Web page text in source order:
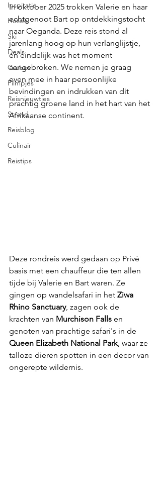
Inspiratie
Hotels
Ski
Deals
Cruises
Filmpjes
Reisnieuwtjes
Strand
Reisblog
Culinair
Reistips
In oktober 2025 trokken Valerie en haar
echtgenoot Bart op ontdekkingstocht
naar Oeganda. Deze reis stond al
jarenlang hoog op hun verlanglijstje,
en eindelijk was het moment
aangebroken. We nemen je graag
even mee in haar persoonlijke
bevindingen en indrukken van dit
prachtig groene land in het hart van het
Afrikaanse continent.
Deze rondreis werd gedaan op Privé
basis met een chauffeur die ten allen
tijde bij Valerie en Bart waren. Ze
gingen op wandelsafari in het Ziwa
Rhino Sanctuary, zagen ook de
krachten van Murchison Falls en
genoten van prachtige safari's in de
Queen Elizabeth National Park, waar ze
talloze dieren spotten in een decor van
ongerepte wildernis.